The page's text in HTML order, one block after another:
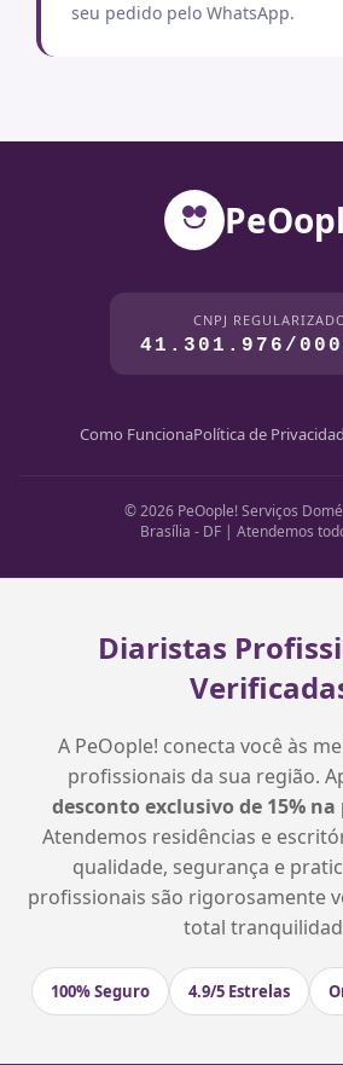
seu pedido pelo WhatsApp.
CNPJ
41.301.976/
Como FuncionaPolítica de
© 2026 PeOople! Serviços
Brasília - DF | Atendemos
Diaristas
A PeOople! conecta você às
profissionais da sua região.
desconto exclusivo de 15%
Atendemos residências e
qualidade, segurança e
profissionais são rigorosamente
total
100% Seguro 4.9/5 Estrelas